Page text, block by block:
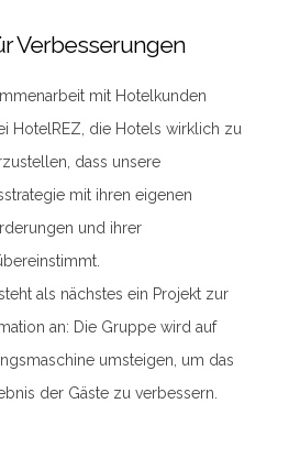
Verbesserungen
mit Hotelkunden
HotelREZ, die Hotels wirklich zu
dass unsere
mit ihren eigenen
und ihrer
als nächstes ein Projekt zur
an: Die Gruppe wird auf
umsteigen, um das
der Gäste zu verbessern.